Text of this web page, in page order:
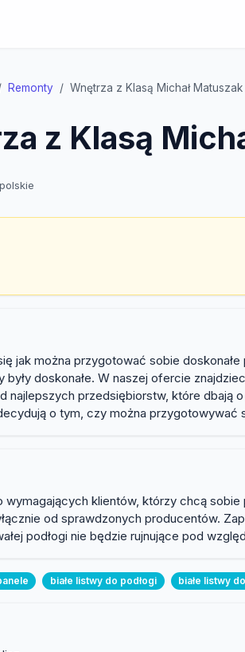
Remonty Wnętrza z Klasą Michał Matuszak
z Klasą
jak można przygotować sobie
doskonałe. W naszej ofercie
najlepszych przedsiębiorstw, które
o tym, czy można przygotowywać
wymagających klientów, którzy chcą
od sprawdzonych producentów.
podłogi nie będzie rujnujące pod
białe listwy do podłogi białe listwy